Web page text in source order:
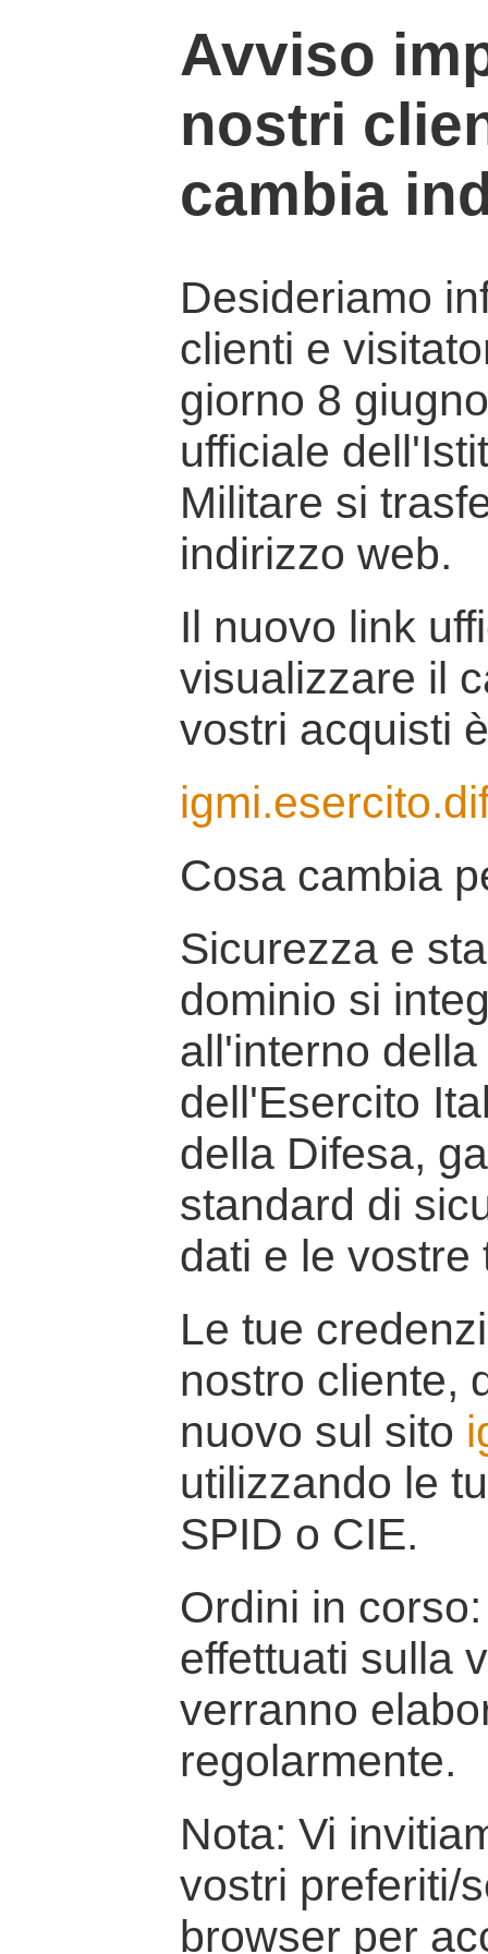
Avviso
nostri
cambia
Desideriamo
clienti e
giorno 8
ufficiale
Militare si
indirizzo web.
Il nuovo link
visualizzare il
vostri acquisti
Cosa cambia
Sicurezza e
dominio si
all'interno
dell'Esercito
della Difesa,
standard di
dati e le vostre
Le tue
nostro cliente,
nuovo sul sito
utilizzando le
SPID o CIE.
Ordini in
effettuati sulla
verranno
regolarmente.
Nota: Vi
vostri preferiti/
browser per